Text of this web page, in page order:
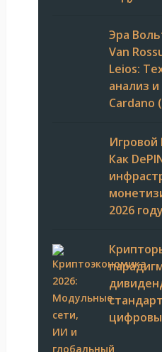
Эра
Van
Leios:
анализ и
Cardano
Игровой
Как
2026 году